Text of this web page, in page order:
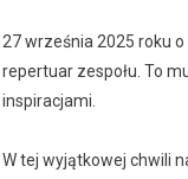
27 września 2025 roku
repertuar zespołu. To
inspiracjami.
W tej wyjątkowej chwili